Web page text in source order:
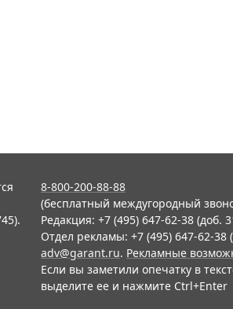
8-800-200-88-88
(бесплатный междугородный
Редакция: +7 (495) 647-62-38 (доб.
Отдел рекламы: +7 (495) 647-62-38
adv@garant.ru. Рекламные
Если вы заметили опечатку в
выделите ее и нажмите Ctrl+Enter